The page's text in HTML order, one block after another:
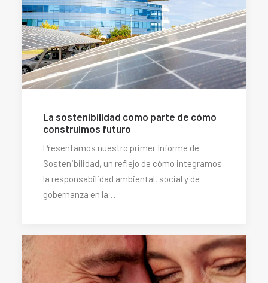
La sostenibilidad como parte de cómo
construimos futuro
Presentamos nuestro primer Informe de
Sostenibilidad, un reflejo de cómo integramos
la responsabilidad ambiental, social y de
gobernanza en la…